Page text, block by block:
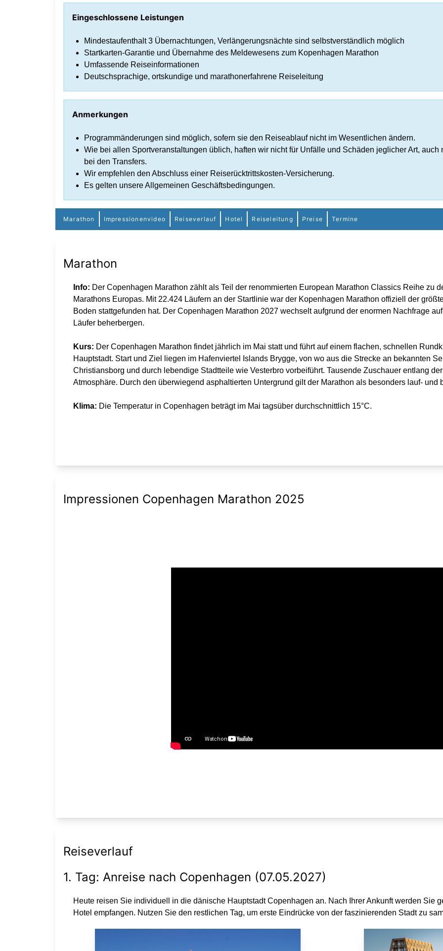
Eingeschlossene Leistungen
Mindestaufenthalt 3 Übernachtungen, Verlängerungsnächte sind selbstverständlich möglich
Startkarten-Garantie und Übernahme des Meldewesens zum Kopenhagen Marathon
Umfassende Reiseinformationen
Deutschsprachige, ortskundige und marathonerfahrene Reiseleitung
Anmerkungen
Programmänderungen sind möglich, sofern sie den Reiseablauf nicht im Wesentlichen ändern.
Wie bei allen Sportveranstaltungen üblich, haften wir nicht für Unfälle und Schäden jeglicher Art, auch
bei den Transfers.
Wir empfehlen den Abschluss einer Reiserücktrittskosten-Versicherung.
Es gelten unsere Allgemeinen Geschäftsbedingungen.
Marathon Impressionenvideo Reiseverlauf Hotel Reiseleitung Preise Termine
Marathon
Info: Der Copenhagen Marathon zählt als Teil der renommierten European Marathon Classics Reihe zu
Marathons Europas. Mit 22.424 Läufern an der Startlinie war der Kopenhagen Marathon offiziell der
Boden stattgefunden hat. Der Copenhagen Marathon 2027 wechselt aufgrund der enormen Nachfrage
Läufer beherbergen.
Kurs: Der Copenhagen Marathon findet jährlich im Mai statt und führt auf einem flachen, schnellen
Hauptstadt. Start und Ziel liegen im Hafenviertel Islands Brygge, von wo aus die Strecke an bekannten
Christiansborg und durch lebendige Stadtteile wie Vesterbro vorbeiführt. Tausende Zuschauer entlang
Atmosphäre. Durch den überwiegend asphaltierten Untergrund gilt der Marathon als besonders lauf- und
Klima: Die Temperatur in Copenhagen beträgt im Mai tagsüber durchschnittlich 15°C.
Impressionen Copenhagen Marathon 2025
Reiseverlauf
1. Tag: Anreise nach Copenhagen (07.05.2027)
Heute reisen Sie individuell in die dänische Hauptstadt Copenhagen an. Nach Ihrer Ankunft werden Sie
Hotel empfangen. Nutzen Sie den restlichen Tag, um erste Eindrücke von der faszinierenden Stadt zu